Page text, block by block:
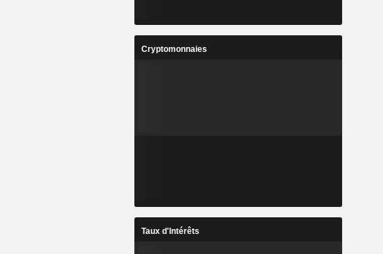
Cryptomonnaies
Taux d'Intérêts